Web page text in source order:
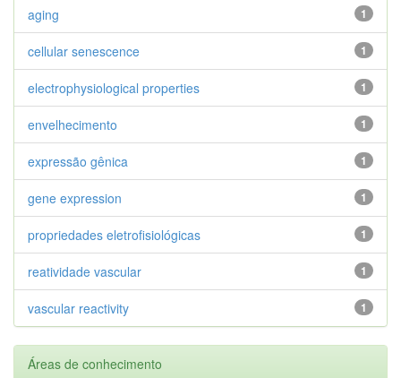
1
aging
1
cellular senescence
1
electrophysiological properties
1
envelhecimento
1
expressão gênica
1
gene expression
1
propriedades eletrofisiológicas
1
reatividade vascular
1
vascular reactivity
Áreas de conhecimento